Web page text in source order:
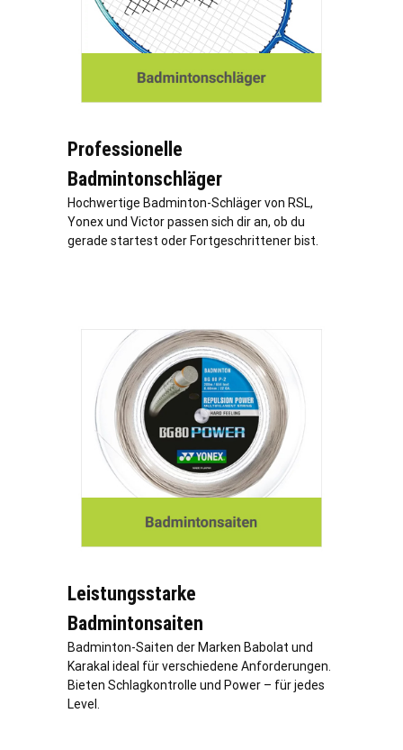
Professionelle
Badmintonschläger
Hochwertige Badminton-Schläger von RSL,
Yonex und Victor passen sich dir an, ob du
gerade startest oder Fortgeschrittener bist.
Leistungsstarke
Badmintonsaiten
Badminton-Saiten der Marken Babolat und
Karakal ideal für verschiedene Anforderungen.
Bieten Schlagkontrolle und Power – für jedes
Level.